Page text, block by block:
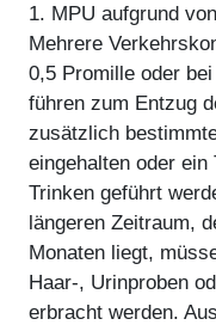
1. MPU aufgrund
Mehrere
0,5 Promille oder
führen zum Entzug
zusätzlich
eingehalten oder
Trinken geführt
längeren Zeitraum,
Monaten liegt,
Haar-, Urinproben
erbracht werden.